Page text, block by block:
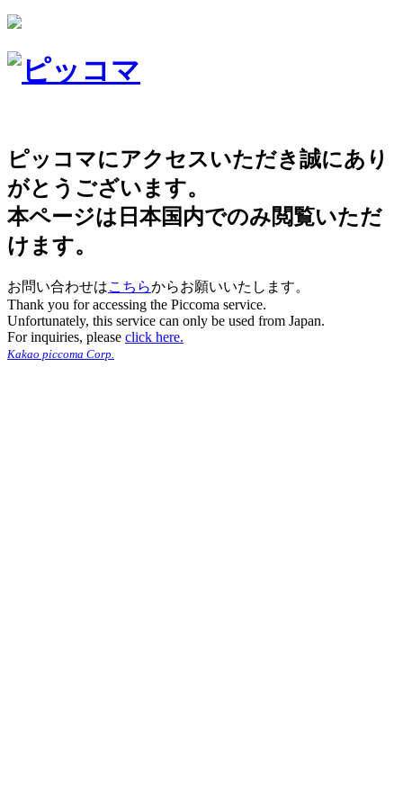
ピッコマにアクセスいただき誠にあり
がとうございます。
本ページは日本国内でのみ閲覧いただ
けます。
お問い合わせはこちらからお願いいたします。
Thank you for accessing the Piccoma service.
Unfortunately, this service can only be used from Japan.
For inquiries, please click here.
Kakao piccoma Corp.